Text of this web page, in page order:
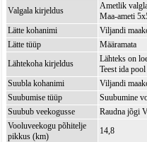
Valgala kirjeldus
Ametlik
Maa-ameti
Lätte kohanimi
Viljandi
Lätte tüüp
Määramata
Lähtekoha kirjeldus
Lähteks on
Teest ida
Suubla kohanimi
Viljandi
Suubumise tüüp
Suubumine
Suubub veekogusse
Raudna jõgi
Vooluveekogu põhitelje
pikkus (km)
14,8